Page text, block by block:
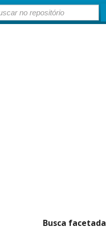
Busca facetada